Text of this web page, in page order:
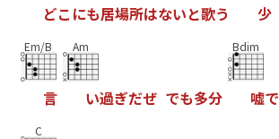
どこ にも居場所はないと歌う 少
Em/B
言
Am
い過ぎだぜ でも多分
Bdim
嘘で
C